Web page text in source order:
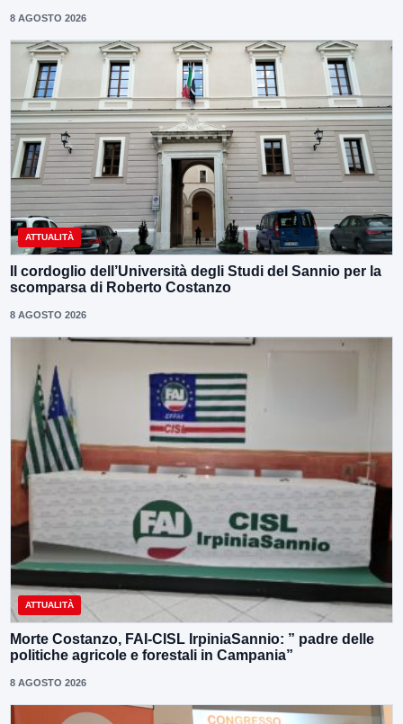
8 AGOSTO 2026
ATTUALITÀ
Il cordoglio dell’Università degli Studi del Sannio per la
scomparsa di Roberto Costanzo
8 AGOSTO 2026
ATTUALITÀ
Morte Costanzo, FAI-CISL IrpiniaSannio: ” padre delle
politiche agricole e forestali in Campania”
8 AGOSTO 2026